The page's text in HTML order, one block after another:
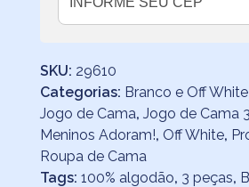
SKU: 29610
Categorias: Branco e Off White
Jogo de Cama, Jogo de Cama
Meninos Adoram!, Off White,
Roupa de Cama
Tags: 100% algodão, 3 peças,